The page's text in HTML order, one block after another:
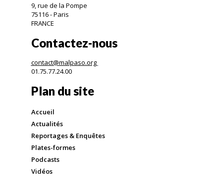
9, rue de la Pompe
75116 - Paris
FRANCE
Contactez-nous
contact@malpaso.org
01.75.77.24.00
Plan du site
Accueil
Actualités
Reportages & Enquêtes
Plates-formes
Podcasts
Vidéos